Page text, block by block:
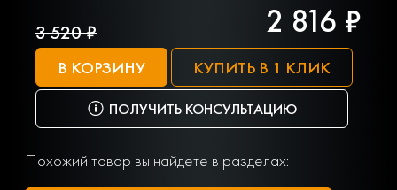
3 520 ₽ 2 816 ₽
В КОРЗИНУ КУПИТЬ В 1 КЛИК
ПОЛУЧИТЬ КОНСУЛЬТАЦИЮ
Похожий товар вы найдете в разделах: